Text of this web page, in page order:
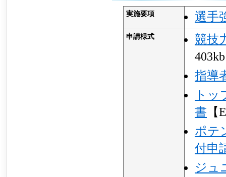
実施要項 選手
申請様式
競技
指導
ト
書
ポテ
付申
ジュ